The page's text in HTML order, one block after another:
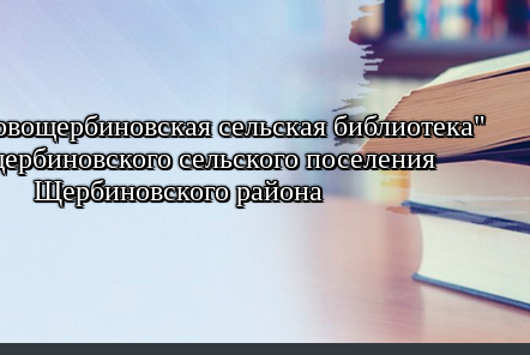
сельская библиотека"
сельского поселения
Щербиновского района